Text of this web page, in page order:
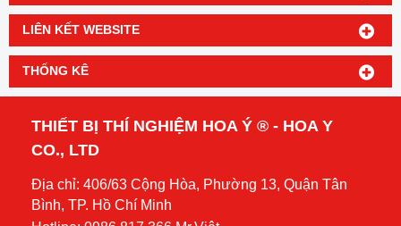
LIÊN KẾT WEBSITE
THỐNG KÊ
THIẾT BỊ THÍ NGHIỆM HOA Ý ® - HOA Y
CO., LTD
Địa chỉ: 406/63 Cộng Hòa, Phường 13, Quận Tân
Bình, TP. Hồ Chí Minh